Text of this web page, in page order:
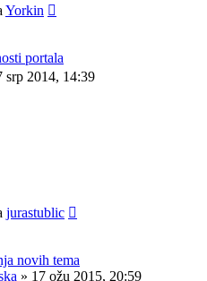
Yorkin
portala
srp 2014, 14:39
jurastublic
novih tema
» 17 ožu 2015, 20:59